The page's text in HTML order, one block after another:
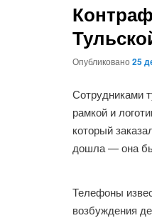
Опубликовано25
Сотрудниками
рамкой и
который
дошла — она
Телефоны
возбуждения